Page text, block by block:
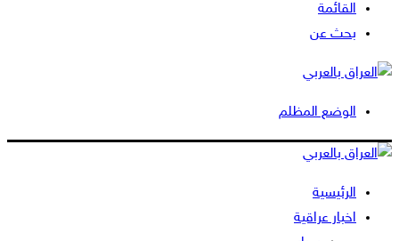
القائمة
بحث عن
الوضع المظلم
الرئيسية
اخبار عراقية